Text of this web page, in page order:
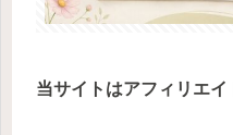
当サイトはアフィリエ